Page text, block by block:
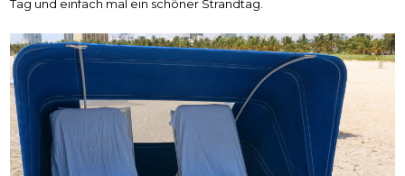
Tag und einfach mal ein schöner Strandtag.